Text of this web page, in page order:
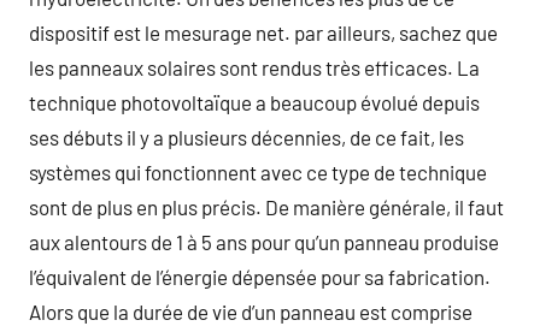
dispositif est le mesurage net. par ailleurs, sachez que
les panneaux solaires sont rendus très efficaces. La
technique photovoltaïque a beaucoup évolué depuis
ses débuts il y a plusieurs décennies, de ce fait, les
systèmes qui fonctionnent avec ce type de technique
sont de plus en plus précis. De manière générale, il faut
aux alentours de 1 à 5 ans pour qu’un panneau produise
l’équivalent de l’énergie dépensée pour sa fabrication.
Alors que la durée de vie d’un panneau est comprise